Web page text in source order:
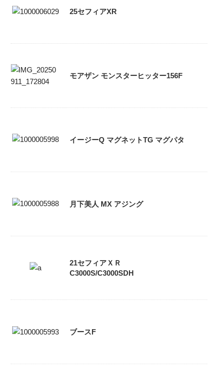
25セフィアXR
モアザン モンスターヒッター156F
イージーQ マグネットTG マグパタ
月下美人 MX アジング
21セフィアＸＲ
C3000S/C3000SDH
ブースF